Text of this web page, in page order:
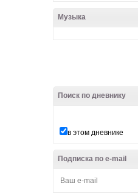
Музыка
Поиск по дневнику
в этом дневнике
Подписка по e-mail